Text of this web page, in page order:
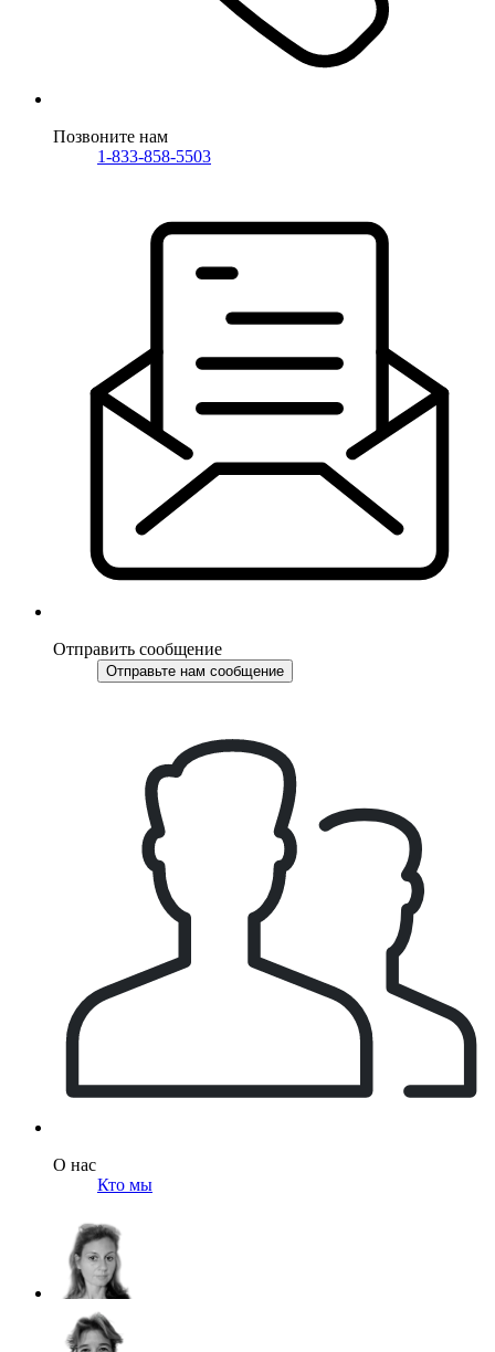
Позвоните нам
1-833-858-5503
Отправить сообщение
Отправьте нам сообщение
О нас
Кто мы